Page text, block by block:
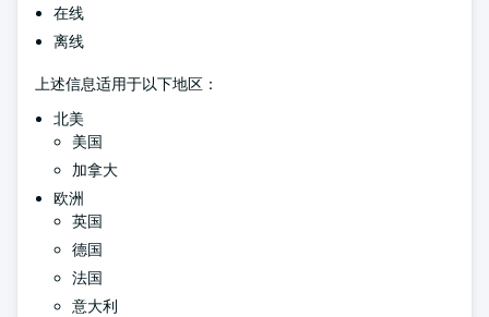
在线
离线
上述信息适用于以下地区：
北美
美国
加拿大
欧洲
英国
德国
法国
意大利